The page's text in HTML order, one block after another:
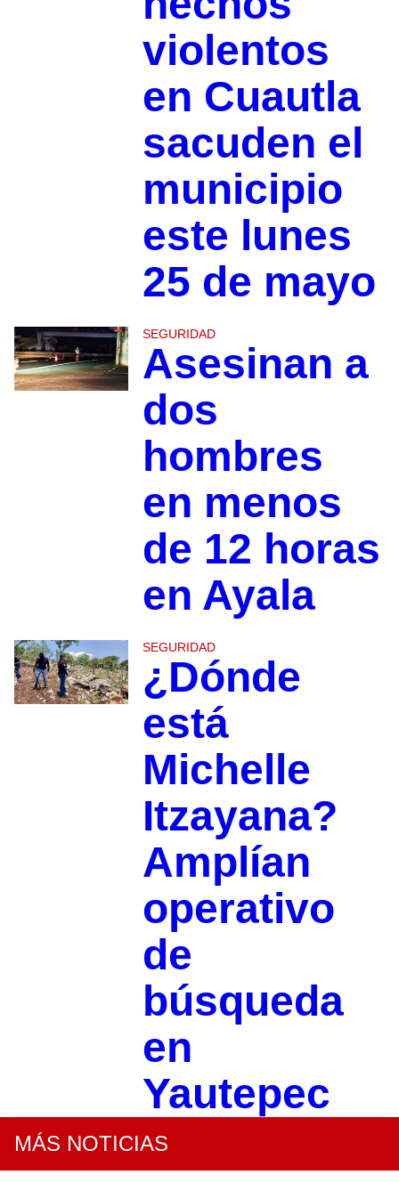
violentos
en Cuautla
sacuden el
municipio
este lunes
25 de mayo
SEGURIDAD
Asesinan a
dos
hombres
en menos
de 12 horas
en Ayala
SEGURIDAD
¿Dónde
está
Michelle
Itzayana?
Amplían
operativo
de
búsqueda
en
Yautepec
MÁS NOTICIAS